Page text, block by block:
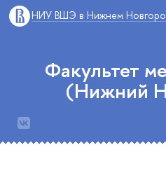
НИУ ВШЭ в Нижнем
Факультет
(Нижний